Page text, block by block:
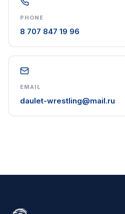
PHONE
8 707 847 19 96
EMAIL
daulet-wrestling@mail.ru